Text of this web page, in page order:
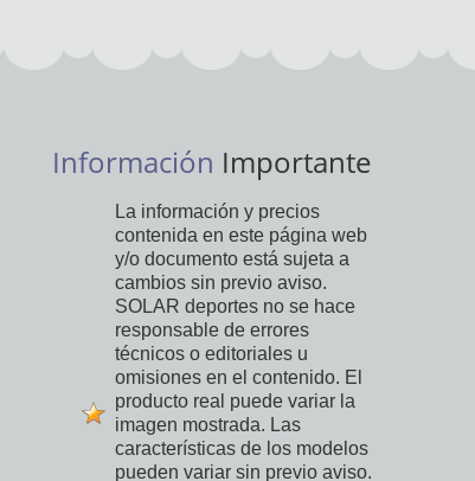
Información Importante
La información y precios
contenida en este página web
y/o documento está sujeta a
cambios sin previo aviso.
SOLAR deportes no se hace
responsable de errores
técnicos o editoriales u
omisiones en el contenido. El
producto real puede variar la
imagen mostrada. Las
características de los modelos
pueden variar sin previo aviso.